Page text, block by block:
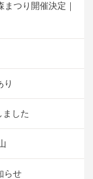
つり開催決定｜
り
ました
らせ